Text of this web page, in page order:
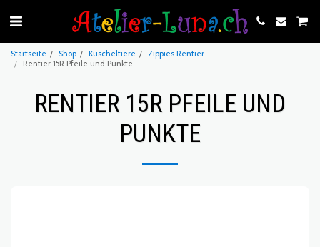
Startseite Shop Kuscheltiere
Zippies Rentier
Rentier 15R Pfeile und Punkte
RENTIER 15R PFEILE UND
PUNKTE